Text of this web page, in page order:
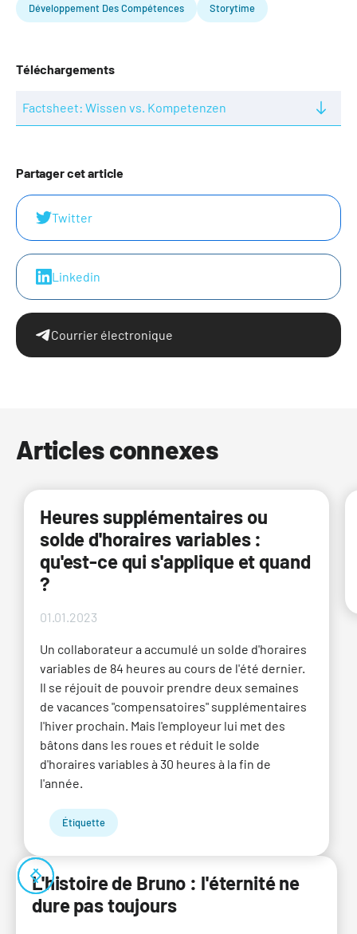
Développement Des Compétences Storytime
Téléchargements
Factsheet: Wissen vs. Kompetenzen
Partager cet article
Twitter
Linkedin
Courrier électronique
Articles connexes
Heures supplémentaires ou
solde d'horaires variables :
qu'est-ce qui s'applique et quand
?
01.01.2023
Un collaborateur a accumulé un solde d'horaires
variables de 84 heures au cours de l'été dernier.
Il se réjouit de pouvoir prendre deux semaines
de vacances "compensatoires" supplémentaires
l'hiver prochain. Mais l'employeur lui met des
bâtons dans les roues et réduit le solde
d'horaires variables à 30 heures à la fin de
l'année.
Étiquette
L'histoire de Bruno : l'éternité ne
dure pas toujours